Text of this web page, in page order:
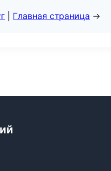
Главная страница →